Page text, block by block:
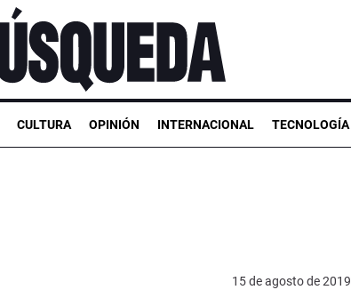
CULTURA OPINIÓN INTERNACIONAL TECNOLOGÍA
15 de agosto de 2019